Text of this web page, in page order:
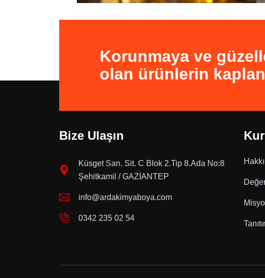
Korunmaya ve
olan ürünlerin
Bize Ulaşın
Küsget San. Sit. C Blok 2.Tip 8.Ada No:8
Şehitkamil / GAZİANTEP
info@ardakimyaboya.com
0342 235 02 54